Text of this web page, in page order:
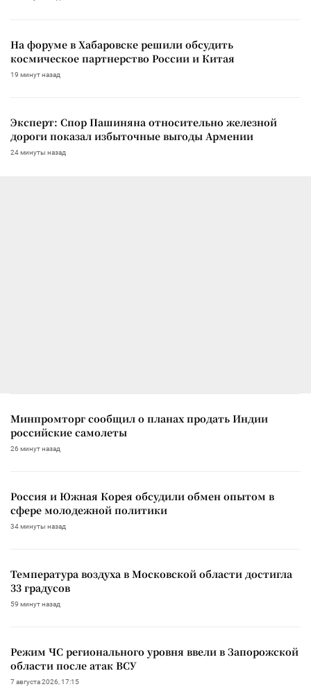
На форуме в Хабаровске решили обсудить
космическое партнерство России и Китая
19 минут назад
Эксперт: Спор Пашиняна относительно железной
дороги показал избыточные выгоды Армении
24 минуты назад
Минпромторг сообщил о планах продать Индии
российские самолеты
26 минут назад
Россия и Южная Корея обсудили обмен опытом в
сфере молодежной политики
34 минуты назад
Температура воздуха в Московской области достигла
33 градусов
59 минут назад
Режим ЧС регионального уровня ввели в Запорожской
области после атак ВСУ
7 августа 2026, 17:15